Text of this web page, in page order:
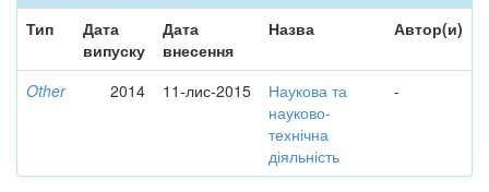
Тип
Дата
випуску
Дата
внесення
Назва Автор(и)
Other 2014 11-лис-2015
Наукова та
науково-
технічна
діяльність
-